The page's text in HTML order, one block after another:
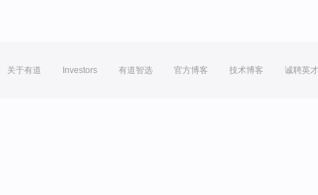
关于有道 Investors 有道智选 官方博客 技术博客 诚聘英才